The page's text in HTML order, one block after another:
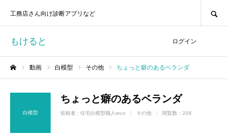
もけると
工務店さん向け診断アプリなど
ログイン
動画 白模型 その他 ちょっと癖のあるベランダ
白模型
ちょっと癖のあるベランダ
投稿者 : 住宅白模型職人teco その他 閲覧数：209